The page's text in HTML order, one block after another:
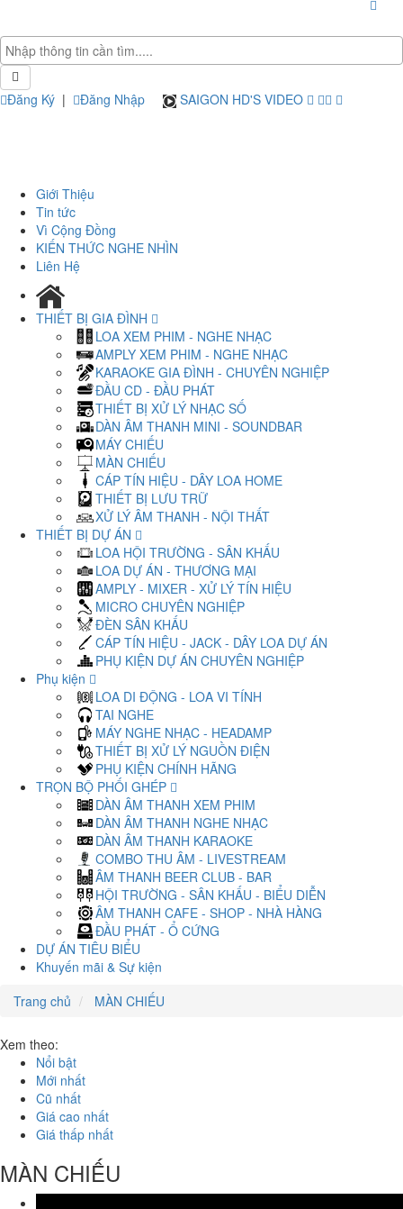
Đăng Ký | Đăng Nhập SAIGON HD'S VIDEO
Giới Thiệu
Tin tức
Vì Cộng Đồng
KIẾN THỨC NGHE NHÌN
Liên Hệ
THIẾT BỊ GIA ĐÌNH
LOA XEM PHIM - NGHE NHẠC
AMPLY XEM PHIM - NGHE NHẠC
KARAOKE GIA ĐÌNH - CHUYÊN NGHIỆP
ĐẦU CD - ĐẦU PHÁT
THIẾT BỊ XỬ LÝ NHẠC SỐ
DÀN ÂM THANH MINI - SOUNDBAR
MÁY CHIẾU
MÀN CHIẾU
CÁP TÍN HIỆU - DÂY LOA HOME
THIẾT BỊ LƯU TRỮ
XỬ LÝ ÂM THANH - NỘI THẤT
THIẾT BỊ DỰ ÁN
LOA HỘI TRƯỜNG - SÂN KHẤU
LOA DỰ ÁN - THƯƠNG MẠI
AMPLY - MIXER - XỬ LÝ TÍN HIỆU
MICRO CHUYÊN NGHIỆP
ĐÈN SÂN KHẤU
CÁP TÍN HIỆU - JACK - DÂY LOA DỰ ÁN
PHỤ KIỆN DỰ ÁN CHUYÊN NGHIỆP
Phụ kiện
LOA DI ĐỘNG - LOA VI TÍNH
TAI NGHE
MÁY NGHE NHẠC - HEADAMP
THIẾT BỊ XỬ LÝ NGUỒN ĐIỆN
PHỤ KIỆN CHÍNH HÃNG
TRỌN BỘ PHỐI GHÉP
DÀN ÂM THANH XEM PHIM
DÀN ÂM THANH NGHE NHẠC
DÀN ÂM THANH KARAOKE
COMBO THU ÂM - LIVESTREAM
ÂM THANH BEER CLUB - BAR
HỘI TRƯỜNG - SÂN KHẤU - BIỂU DIỄN
ÂM THANH CAFE - SHOP - NHÀ HÀNG
ĐẦU PHÁT - Ổ CỨNG
DỰ ÁN TIÊU BIỂU
Khuyến mãi & Sự kiện
Trang chủ
MÀN CHIẾU
Xem theo:
Nổi bật
Mới nhất
Cũ nhất
Giá cao nhất
Giá thấp nhất
MÀN CHIẾU